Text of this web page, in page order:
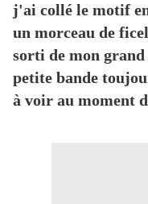
j'ai collé le motif
un morceau de
sorti de mon grand
petite bande
à voir au moment